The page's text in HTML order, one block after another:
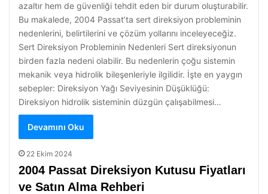
azaltır hem de güvenliği tehdit eden bir durum oluşturabilir.
Bu makalede, 2004 Passat’ta sert direksiyon probleminin
nedenlerini, belirtilerini ve çözüm yollarını inceleyeceğiz.
Sert Direksiyon Probleminin Nedenleri Sert direksiyonun
birden fazla nedeni olabilir. Bu nedenlerin çoğu sistemin
mekanik veya hidrolik bileşenleriyle ilgilidir. İşte en yaygın
sebepler: Direksiyon Yağı Seviyesinin Düşüklüğü:
Direksiyon hidrolik sisteminin düzgün çalışabilmesi…
Devamını Oku
22 Ekim 2024
2004 Passat Direksiyon Kutusu Fiyatları
ve Satın Alma Rehberi